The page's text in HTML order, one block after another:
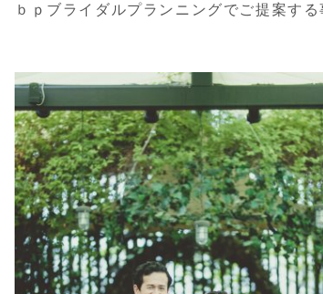
ｂｐブライダルプランニングでご提案する